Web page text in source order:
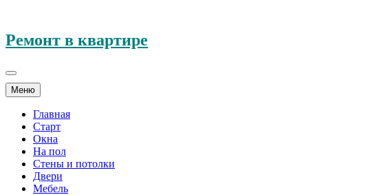
Ремонт в квартире
Меню
Главная
Старт
Окна
На пол
Стены и потолки
Двери
Мебель